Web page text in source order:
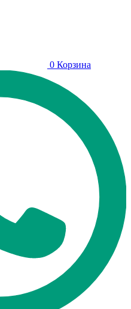
0 Корзина